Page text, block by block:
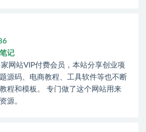
记
网站VIP付费会员，本站分享创业项
源码、电商教程、工具软件等也不断
程和模板。 专门做了这个网站用来
源。